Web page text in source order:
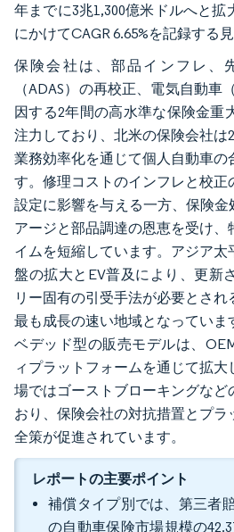
年までに3兆1,300億米ドルへと拡
にかけてCAGR 6.65%を記録する見
保険会社は、部品インフレ、
（ADAS）の再校正、電気自動車
因する2年間の高水準な保険金重
注力しており、北米の保険会社は
業務効率化を通じて個人自動車の
す。修理コストのインフレと校正
設定に影響を与える一方、保険金
アージと部品調達の恩恵を受け、
イムを短縮しています。アジア
盤の拡大とEV普及により、更新
リー固有の引受手法が必要とされ
最も成長の速い地域となっていま
ベデッド型の販売モデルは、
ィプラットフォームを通じて拡
場ではゴーストブローキングなど
おり、保険会社の対抗措置とプ
全策が促進されています。
レポートの主要ポイント
補償タイプ別では、第三者
の自動車保険市場規模の